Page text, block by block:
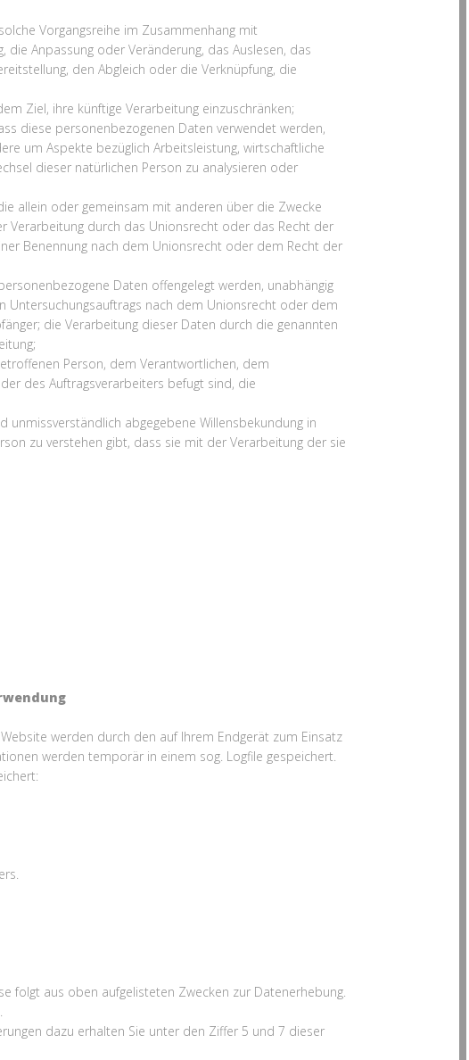
Vorgangsreihe im Zusammenhang mit
Anpassung oder Veränderung, das Auslesen, das
den Abgleich oder die Verknüpfung, die
Ziel, ihre künftige Verarbeitung einzuschränken;
diese personenbezogenen Daten verwendet werden,
um Aspekte bezüglich Arbeitsleistung, wirtschaftliche
dieser natürlichen Person zu analysieren oder
allein oder gemeinsam mit anderen über die Zwecke
durch das Unionsrecht oder das Recht der
Benennung nach dem Unionsrecht oder dem Recht der
Daten offengelegt werden, unabhängig
nach dem Unionsrecht oder dem
die Verarbeitung dieser Daten durch die genannten
Person, dem Verantwortlichen, dem
des Auftragsverarbeiters befugt sind, die
abgegebene Willensbekundung in
zu verstehen gibt, dass sie mit der Verarbeitung der sie
werden durch den auf Ihrem Endgerät zum Einsatz
werden temporär in einem sog. Logfile gespeichert.
folgt aus oben aufgelisteten Zwecken zur Datenerhebung.
dazu erhalten Sie unter den Ziffer 5 und 7 dieser